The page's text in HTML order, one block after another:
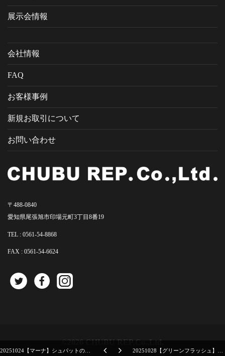
展示会情報
会社情報
FAQ
お客様事例
新規お取引について
お問い合わせ
〒488-0840
愛知県尾張旭市印場元町3丁目8番19
TEL : 0561-54-8868
FAX : 0561-54-6624
©2026 CHUBU REP.Co.,Ltd.